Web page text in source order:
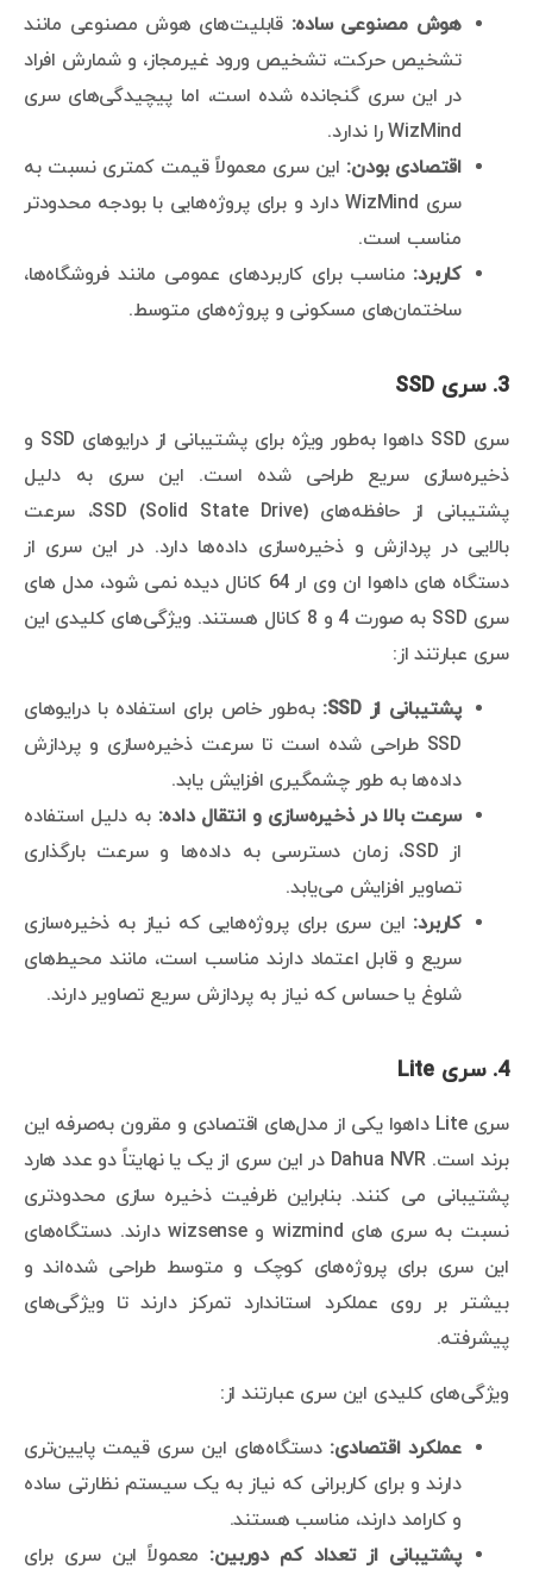
هوش مصنوعی ساده: قابلیت‌های هوش مصنوعی مانند
تشخیص حرکت، تشخیص ورود غیرمجاز، و شمارش افراد
در این سری گنجانده شده است، اما پیچیدگی‌های سری
WizMind را ندارد.
اقتصادی بودن: این سری معمولاً قیمت کمتری نسبت به
سری WizMind دارد و برای پروژه‌هایی با بودجه محدودتر
مناسب است.
کاربرد: مناسب برای کاربردهای عمومی مانند فروشگاه‌ها،
ساختمان‌های مسکونی و پروژه‌های متوسط.
3. سری SSD
سری SSD داهوا به‌طور ویژه برای پشتیبانی از درایوهای SSD و
ذخیره‌سازی سریع طراحی شده است. این سری به دلیل
پشتیبانی از حافظه‌های SSD (Solid State Drive)، سرعت
بالایی در پردازش و ذخیره‌سازی داده‌ها دارد. در این سری از
دستگاه های داهوا ان وی ار 64 کانال دیده نمی شود، مدل های
سری SSD به صورت 4 و 8 کانال هستند. ویژگی‌های کلیدی این
سری عبارتند از:
پشتیبانی از SSD:
به‌طور خاص برای استفاده با درایوهای
SSD طراحی شده است تا سرعت ذخیره‌سازی و پردازش
داده‌ها به طور چشمگیری افزایش یابد.
سرعت بالا در ذخیره‌سازی و انتقال داده: به دلیل استفاده
از SSD، زمان دسترسی به داده‌ها و سرعت بارگذاری
تصاویر افزایش می‌یابد.
کاربرد: این سری برای پروژه‌هایی که نیاز به ذخیره‌سازی
سریع و قابل اعتماد دارند مناسب است، مانند محیط‌های
شلوغ یا حساس که نیاز به پردازش سریع تصاویر دارند.
4. سری Lite
سری Lite داهوا یکی از مدل‌های اقتصادی و مقرون به‌صرفه این
برند است. Dahua NVR در این سری از یک یا نهایتاً دو عدد هارد
پشتیبانی می کنند. بنابراین ظرفیت ذخیره سازی محدودتری
نسبت به سری های wizmind و wizsense دارند. دستگاه‌های
این سری برای پروژه‌های کوچک و متوسط طراحی شده‌اند و
بیشتر بر روی عملکرد استاندارد تمرکز دارند تا ویژگی‌های
پیشرفته.
ویژگی‌های کلیدی این سری عبارتند از:
عملکرد اقتصادی: دستگاه‌های این سری قیمت پایین‌تری
دارند و برای کاربرانی که نیاز به یک سیستم نظارتی ساده
و کارامد دارند، مناسب هستند.
پشتیبانی از تعداد کم دوربین: معمولاً این سری برای